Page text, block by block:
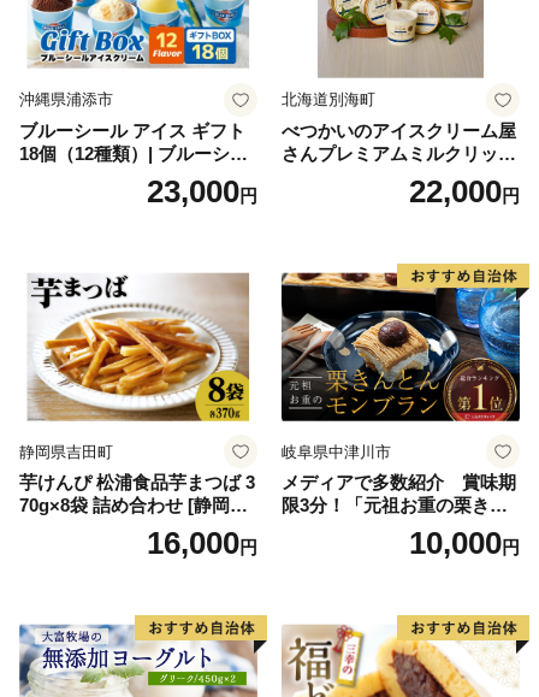
沖縄県浦添市
ブルーシール アイス ギフト
18個（12種類）| ブルーシー
ルアイス ブルーシールアイ
スクリーム 着日指定可能 送
誕生日 カップ 詰め合わせ バ
ラエティ | バニラ チョコレー
ト ストロベリー ピスタチオ
バニラ＆クッキー ウベ 沖縄
紅イモ 塩ちんすこう 沖縄シ
ークヮーサー 沖縄黒糖 琉球
ロイヤルミルクティ 沖縄パ
イン
23,000円
北海道別海町
べつかいのアイスクリーム屋
さんプレミアムミルクリッチ
12個（AP-01）（ 北海道アイ
ス 北海道産アイス アイス ア
道産アイス 道産アイスクリ
ーム ギフト 詰合せ 詰め合わ
せ ふるさと納税 ）
22,000円
静岡県吉田町
芋けんぴ 松浦食品芋まつば 3
70g×8袋 詰め合わせ [静岡伊
勢丹(松浦食品) 静岡県 吉田町
22424274] 芋ケンピ セット
16,000円
岐阜県中津川市
メディアで多数紹介 賞味期
限3分！「元祖お重の栗きん
とんモンブラン」 【未来の
ご褒美】スイーツ 栗 モンブ
子 菓子 F4N-2298
10,000円